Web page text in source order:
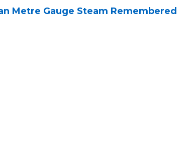
Metre Gauge Steam Remembered